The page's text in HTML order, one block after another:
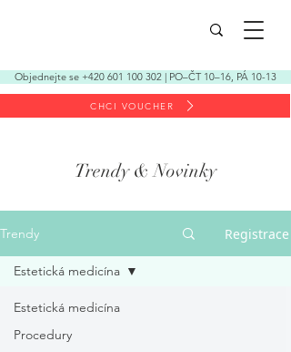
CHCI VOUCHER
Objednejte se +420 601 100 302 | PO–ČT 10–16, PÁ 10-13
Trendy & Novinky
Trendy Registrace
Estetická medicína
Procedury
Estetická medicína